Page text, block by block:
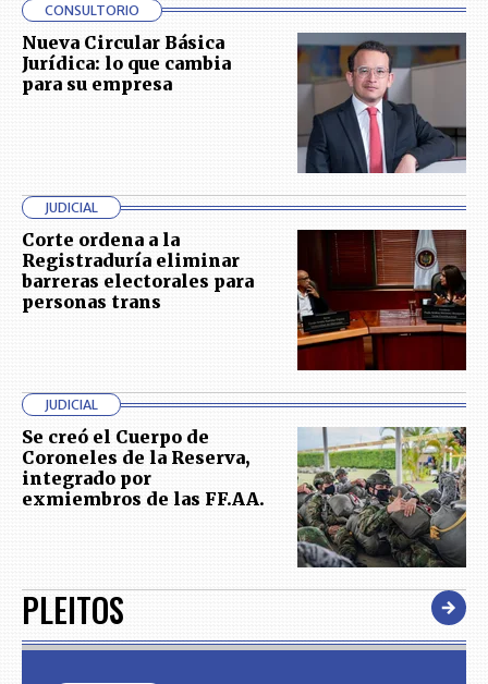
CONSULTORIO
Nueva Circular Básica
Jurídica: lo que cambia
para su empresa
JUDICIAL
Corte ordena a la
Registraduría eliminar
barreras electorales para
personas trans
JUDICIAL
Se creó el Cuerpo de
Coroneles de la Reserva,
integrado por
exmiembros de las FF.AA.
PLEITOS